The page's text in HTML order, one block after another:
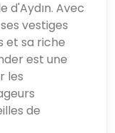
d'Aydın. Avec
vestiges
et sa riche
est une
les
de